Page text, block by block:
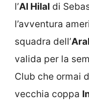
l’Al Hilal di
l’avventura
squadra dell’
valida per la
Club che ormai
vecchia coppa